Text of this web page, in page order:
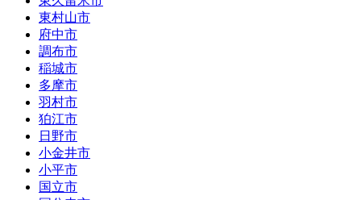
東村山市
府中市
調布市
稲城市
多摩市
羽村市
狛江市
日野市
小金井市
小平市
国立市